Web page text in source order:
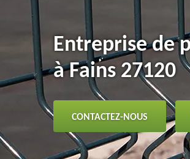
Entreprise de
à Fains 27120
CONTACTEZ-NOUS